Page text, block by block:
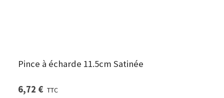
Pince à écharde 11.5cm Satinée
6,72 € TTC